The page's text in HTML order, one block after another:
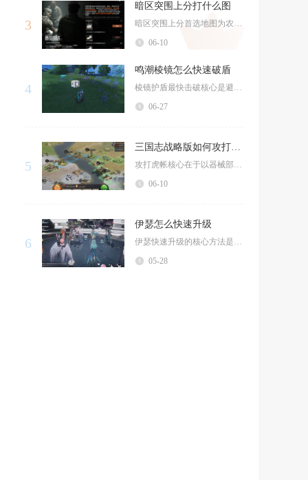
3
暗区突围上分打什么图
暗区突围上分首选地图为农场，其次是山谷，进阶可选择前线要塞，这三张图兼顾积分效率、撤离稳定...
06-10
4
鸣潮棱镜怎么快速破盾
棱镜护盾最快击破核心是避开同源属性输出、持续高频攻击叠加破韧值，搭配变奏爆发与控制打断可大...
06-27
5
三国志战略版如何攻打虎帐
攻打虎帐核心在于以器械部队为核心、主力部队掩护，先清理周边守军再压秒攻坚，成功后使其进入2...
06-10
6
伊瑟怎么快速升级
伊瑟快速升级的核心方法是全力推进主线剧情、完成每日与超链任务、合理分配体力刷取经验副本、集...
05-28